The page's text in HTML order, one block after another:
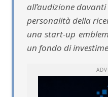
all’audizione
personalità della
una start-up
un fondo di